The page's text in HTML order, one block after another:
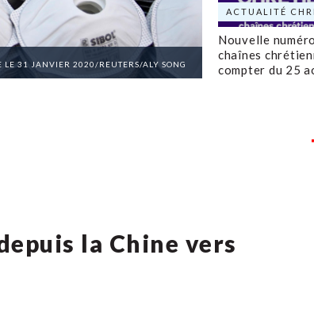
LE 31 JANVIER 2020/REUTERS/ALY SONG
ACTUALITÉ
Nouvelle
chaînes
compter du 25
la Chine vers